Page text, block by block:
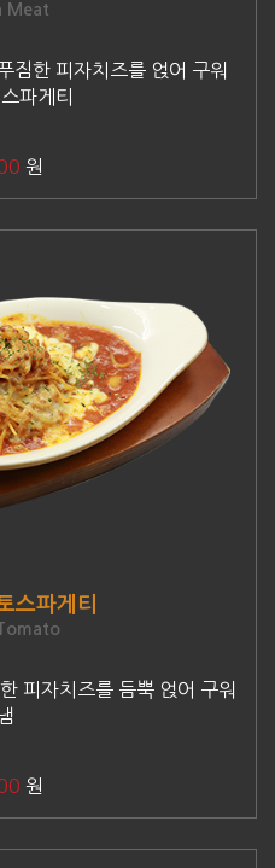
Meat
짐한 피자치즈를 얹어 구워
파게티
원
스파게티
피자치즈를 듬뿍 얹어 구워
냄
원